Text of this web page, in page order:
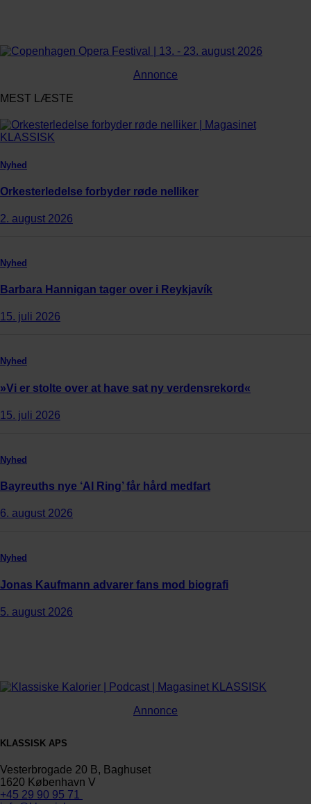
Annonce
MEST LÆSTE
Nyhed
Orkesterledelse forbyder røde nelliker
2. august 2026
Nyhed
Barbara Hannigan tager over i Reykjavík
15. juli 2026
Nyhed
»Vi er stolte over at have sat ny verdensrekord«
15. juli 2026
Nyhed
Bayreuths nye ‘AI Ring’ får hård medfart
6. august 2026
Nyhed
Jonas Kaufmann advarer fans mod biografi
5. august 2026
Annonce
KLASSISK APS
Vesterbrogade 20 B, Baghuset
1620 København V
+45 29 90 95 71